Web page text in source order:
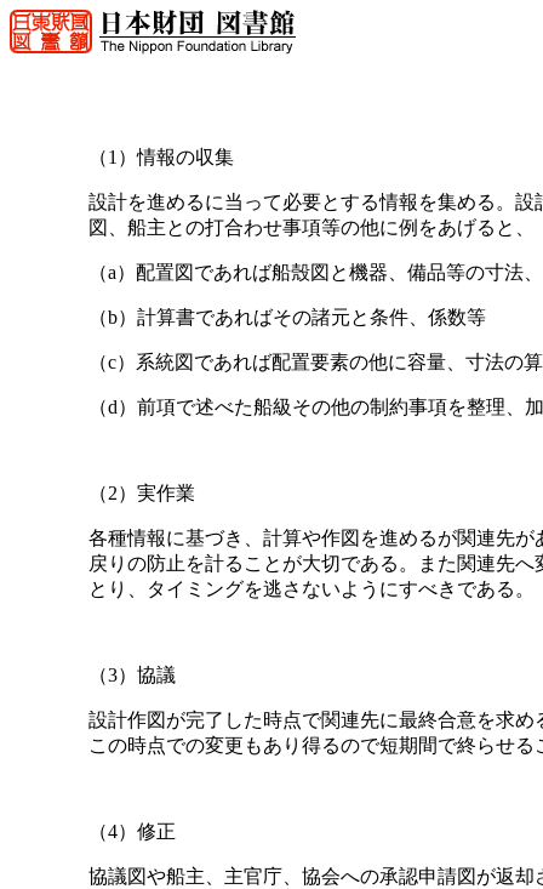
（1）情報の収集
設計を進めるに当って必要とする情報を集める。
図、船主との打合わせ事項等の他に例をあげると、
（a）配置図であれば船殼図と機器、備品等の寸法
（b）計算書であればその諸元と条件、係数等
（c）系統図であれば配置要素の他に容量、寸法の
（d）前項で述べた船級その他の制約事項を整理、
（2）実作業
各種情報に基づき、計算や作図を進めるが関連先
戻りの防止を計ることが大切である。また関連先
とり、タイミングを逃さないようにすべきである。
（3）協議
設計作図が完了した時点で関連先に最終合意を求
この時点での変更もあり得るので短期間で終らせる
（4）修正
協議図や船主、主官庁、協会への承認申請図が返